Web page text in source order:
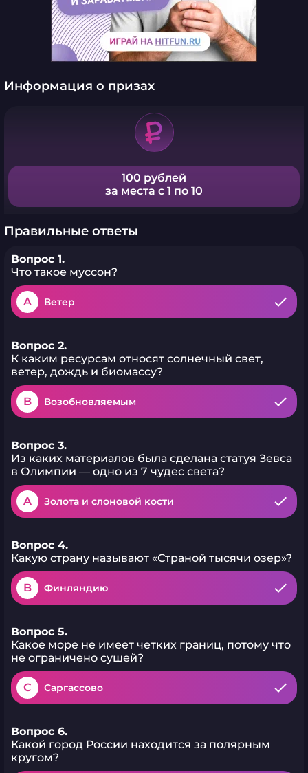
Информация о призах
100 рублей
за места с 1 по 10
Правильные ответы
Вопрос 1.
Что такое муссон?
A Ветер
Вопрос 2.
К каким ресурсам относят солнечный свет,
ветер, дождь и биомассу?
B Возобновляемым
Вопрос 3.
Из каких материалов была сделана статуя Зевса
в Олимпии — одно из 7 чудес света?
A Золота и слоновой кости
Вопрос 4.
Какую страну называют «Страной тысячи озер»?
B Финляндию
Вопрос 5.
Какое море не имеет четких границ, потому что
не ограничено сушей?
C Саргассово
Вопрос 6.
Какой город России находится за полярным
кругом?